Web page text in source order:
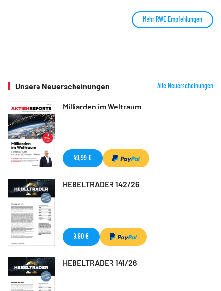
Mehr RWE Empfehlungen
Unsere Neuerscheinungen Alle Neuerscheinungen
Milliarden im Weltraum
49,99 €
HEBELTRADER 142/26
9,90 €
HEBELTRADER 141/26